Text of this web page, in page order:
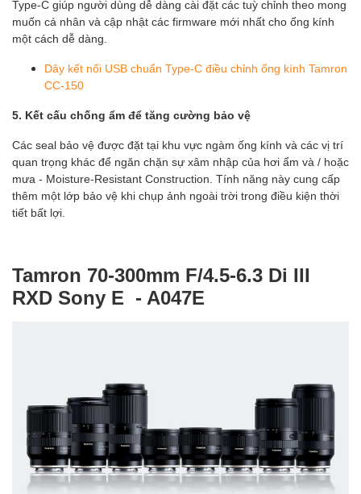
Type-C giúp người dùng dễ dàng cài đặt các tuỳ chỉnh theo mong
muốn cá nhân và cập nhật các firmware mới nhất cho ống kính
một cách dễ dàng.
Dây kết nối USB chuẩn Type-C điều chỉnh ống kính Tamron
CC-150
5. Kết cấu chống ẩm để tăng cường bảo vệ
Các seal bảo vệ được đặt tại khu vực ngàm ống kính và các vị trí
quan trọng khác để ngăn chặn sự xâm nhập của hơi ẩm và / hoặc
mưa - Moisture-Resistant Construction. Tính năng này cung cấp
thêm một lớp bảo vệ khi chụp ảnh ngoài trời trong điều kiện thời
tiết bất lợi.
Tamron 70-300mm F/4.5-6.3 Di III
RXD Sony E - A047E